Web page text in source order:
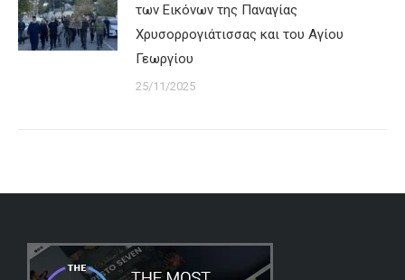
των Εικόνων της Παναγίας
Χρυσορρογιάτισσας και του Αγίου
Γεωργίου
25/11/2025